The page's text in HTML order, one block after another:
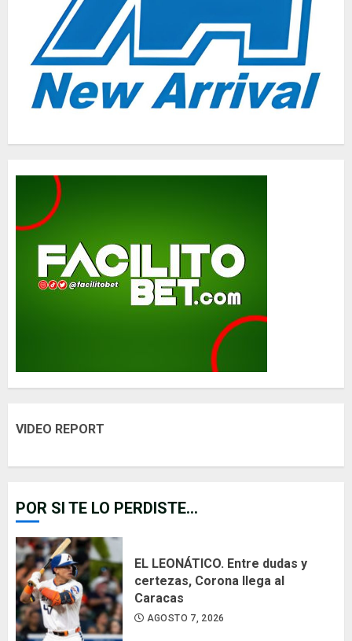
VIDEO REPORT
POR SI TE LO PERDISTE...
EL LEONÁTICO. Entre dudas y
certezas, Corona llega al
Caracas
AGOSTO 7, 2026